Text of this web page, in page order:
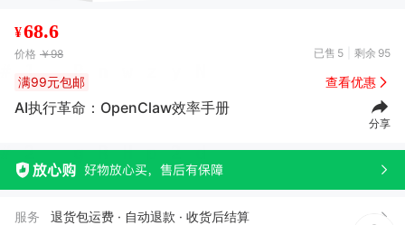
¥68.6
价格 ￥98 已售 5 剩余 95
满99元包邮 查看优惠
AI执行革命：OpenClaw效率手册
分享
服务 退货包运费 · 自动退款 · 收货后结算